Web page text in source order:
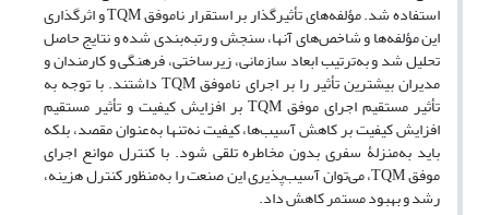
استفاده شد. مؤلفه‌های تأثیرگذار بر استقرار ناموفق TQM و اثرگذاری
این مؤلفه‌ها و شاخص‌های آنها، سنجش و رتبه‌بندی شده و نتایج حاصل‌
تحلیل شد و به‌ترتیب ابعاد سازمانی، زیرساختی، فرهنگی ‌و ‌کارمندان و
مدیران بیشترین تأثیر را بر اجرای ناموفق TQM داشتند. با توجه به
تأثیر مستقیم اجرای موفق TQM بر افزایش کیفیت و تأثیر مستقیم
افزایش کیفیت بر کاهش آسیب‌ها، کیفیت نه‌تنها به‌عنوان مقصد، بلکه
باید به‌منزلۀ سفری بدون مخاطره تلقی شود. با کنترل موانع اجرای
موفق TQM، می‌توان آسیب‌پذیری این صنعت را به‌منظور کنترل هزینه،
رشد و بهبود مستمر کاهش داد.